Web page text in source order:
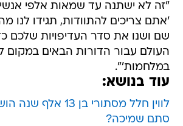
"זה לא ישתנה עד שמאות אלפי אנשים
'אתם צריכים להתוודות, תגידו לנו
שם ושנו את סדר העדיפויות שלכם
העולם עבור הדורות הבאים במקום
במלחמות'".
עוד בנושא:
לווין חלל מסתורי בן
סתם שמיכה?